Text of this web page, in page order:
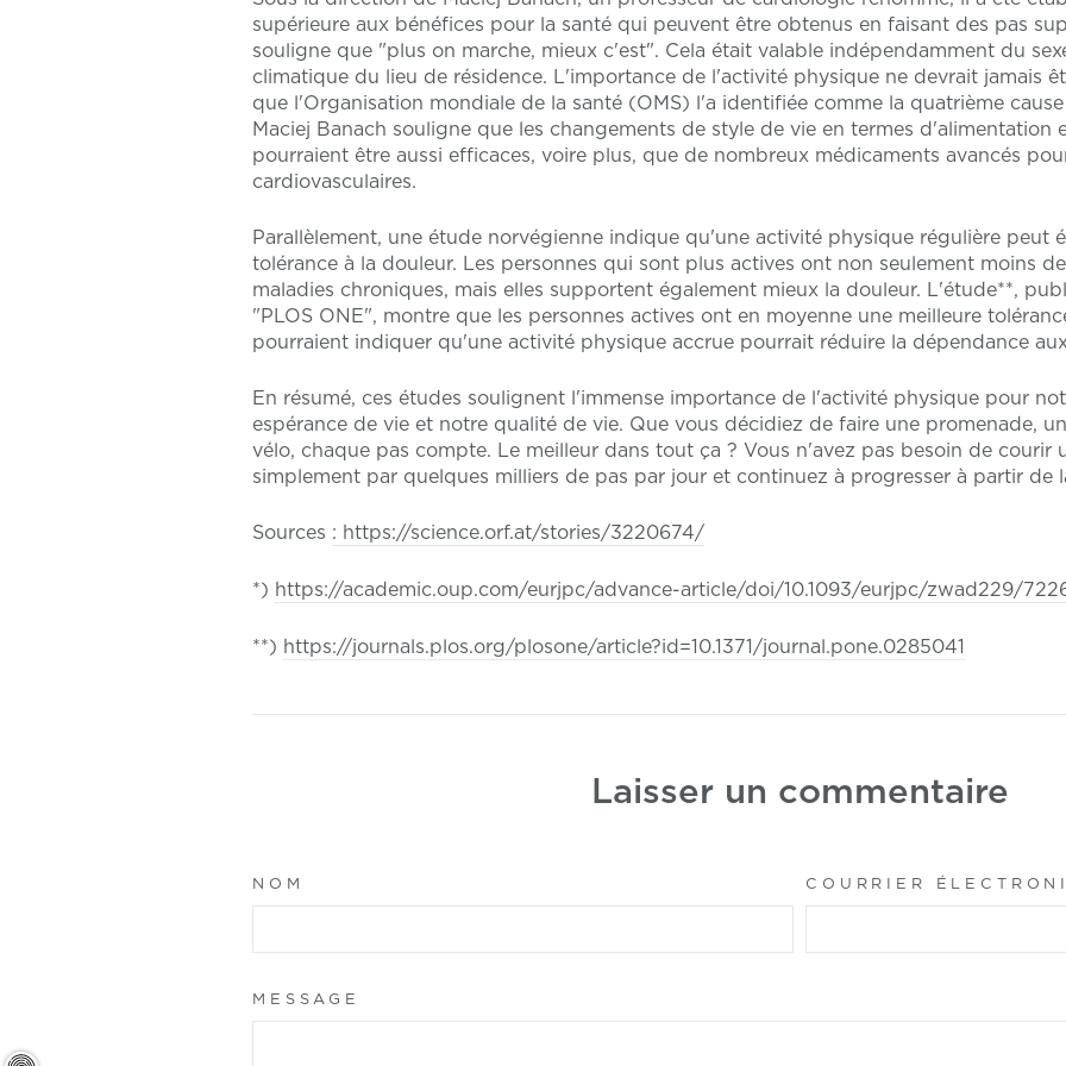
supérieure aux bénéfices pour la santé qui peuvent être obtenus en faisant des pas
souligne que "plus on marche, mieux c'est". Cela était valable indépendamment du
climatique du lieu de résidence. L'importance de l'activité physique ne devrait jamais
que l'Organisation mondiale de la santé (OMS) l'a identifiée comme la quatrième
Maciej Banach souligne que les changements de style de vie en termes d'alimentation
pourraient être aussi efficaces, voire plus, que de nombreux médicaments avancés
cardiovasculaires.
Parallèlement, une étude norvégienne indique qu'une activité physique régulière peut
tolérance à la douleur. Les personnes qui sont plus actives ont non seulement moins
maladies chroniques, mais elles supportent également mieux la douleur. L'étude**,
"PLOS ONE", montre que les personnes actives ont en moyenne une meilleure
pourraient indiquer qu'une activité physique accrue pourrait réduire la dépendance
En résumé, ces études soulignent l'immense importance de l'activité physique pour
espérance de vie et notre qualité de vie. Que vous décidiez de faire une promenade,
vélo, chaque pas compte. Le meilleur dans tout ça ? Vous n'avez pas besoin de courir
simplement par quelques milliers de pas par jour et continuez à progresser à partir de
Sources : https://science.orf.at/stories/3220674/
*) https://academic.oup.com/eurjpc/advance-article/doi/10.1093/eurjpc/zwad229/
**) https://journals.plos.org/plosone/article?id=10.1371/journal.pone.0285041
Laisser un commentaire
NOM COURRIER
MESSAGE